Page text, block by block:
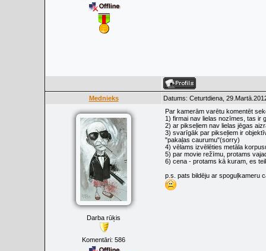
Mednieks Datums: Ceturtdiena,
Darba rūķis
Komentāri: 586
Par kamerām varētu komentēt
1) firmai nav lielas nozīmes, tas ir
2) ar pikseļiem nav lielas jēgas
3) svarīgāk par pikseļiem ir
"pakaļas caurumu"(sorry)
4) vēlams izvēlēties metāla
5) par movie režīmu, protams
6) cena - protams kā kuram, es
p.s. pats bildēju ar spoguļkameru